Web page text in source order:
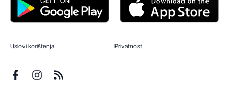
Uslovi korištenja Privatnost